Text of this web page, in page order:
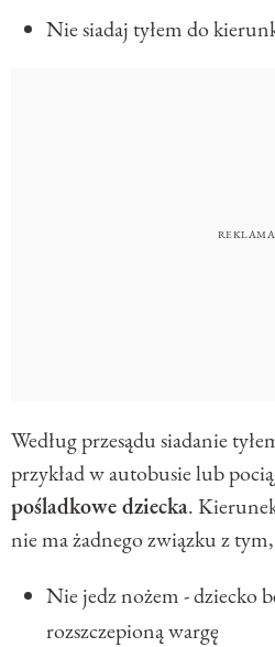
Nie siadaj tyłem do
Według przesądu siadanie
przykład w autobusie lub
pośladkowe dziecka.
nie ma żadnego związku z
Nie jedz nożem - dziecko
rozszczepioną wargę